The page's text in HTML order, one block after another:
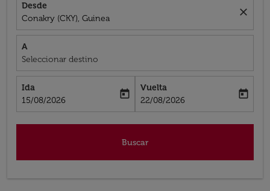
Desde
Conakry (CKY), Guinea
close
A
Seleccionar destino
Ida
fc-booking-departure-date-aria-label
15/08/2026
today
Vuelta
fc-booking-return-date-aria-label
22/08/2026
today
Buscar